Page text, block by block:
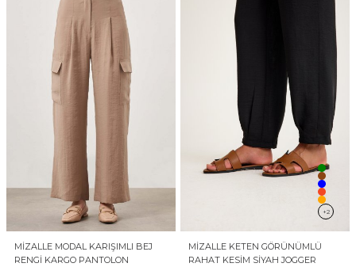
MIZALLE MODAL KARIŞIMLI BEJ
RENGI KARGO PANTOLON
+2
MIZALLE KETEN GÖRÜNÜMLÜ
RAHAT KESIM SIYAH JOGGER